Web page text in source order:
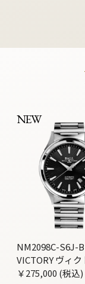
NEW
NM2098C-S6J-
VICTORY ヴィク
￥275,000 (税込)